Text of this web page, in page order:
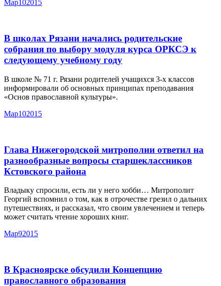
Мар102015
В школах Рязани начались родительские
собрания по выбору модуля курса ОРКСЭ к
следующему учебному году
В школе № 71 г. Рязани родителей учащихся 3-х классов
информировали об основных принципах преподавания
«Основ православной культуры».
Мар102015
Глава Нижегородской митрополии ответил на
разнообразные вопросы старшеклассников
Кстовского района
Владыку спросили, есть ли у него хобби… Митрополит
Георгий вспомнил о том, как в отрочестве грезил о дальних
путешествиях, и рассказал, что своим увлечением и теперь
может считать чтение хороших книг.
Мар92015
В Красноярске обсудили Концепцию
православного образования